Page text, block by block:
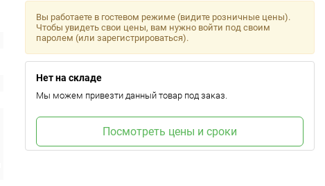
Вы работаете в гостевом режиме (видите розничные цены).
Чтобы увидеть свои цены, вам нужно войти под своим
паролем (или зарегистрироваться).
Нет на складе
Мы можем привезти данный товар под заказ.
Посмотреть цены и сроки